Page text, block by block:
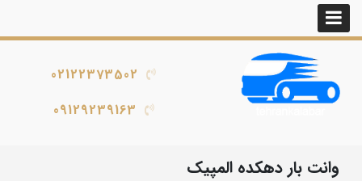
02122373502
09129239163
وانت بار دهکده المپیک